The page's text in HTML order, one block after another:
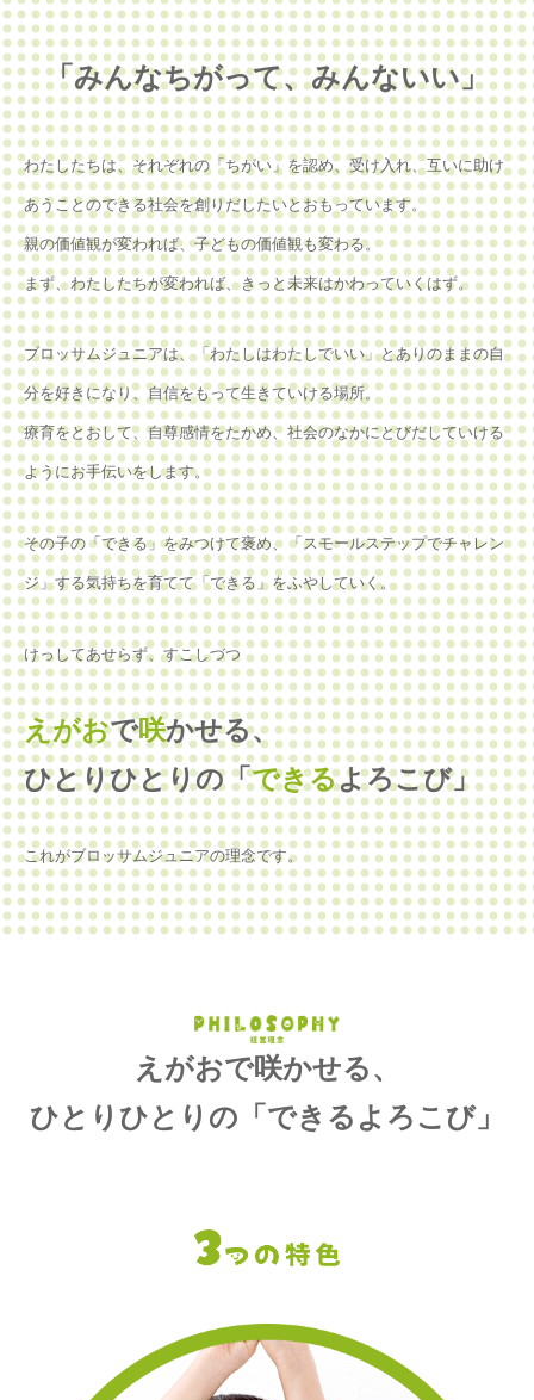
「みんなちがって、みんないい」
わたしたちは、それぞれの「ちがい」を認め、受け入れ、互いに助け
あうことのできる社会を創りだしたいとおもっています。
親の価値観が変われば、子どもの価値観も変わる。
まず、わたしたちが変われば、きっと未来はかわっていくはず。
ブロッサムジュニアは、「わたしはわたしでいい」とありのままの自
分を好きになり、自信をもって生きていける場所。
療育をとおして、自尊感情をたかめ、社会のなかにとびだしていける
ようにお手伝いをします。
その子の「できる」をみつけて褒め、「スモールステップでチャレン
ジ」する気持ちを育てて「できる」をふやしていく。
けっしてあせらず、すこしづつ
えがおで咲かせる、
ひとりひとりの「できるよろこび」
これがブロッサムジュニアの理念です。
えがおで咲かせる、
ひとりひとりの「できるよろこび」